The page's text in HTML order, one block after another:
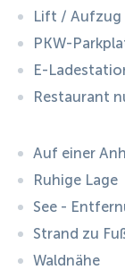
Lift / Aufzug
PKW-
E-
Restaurant
Auf einer
Ruhige Lage
See -
Strand zu
Waldnähe